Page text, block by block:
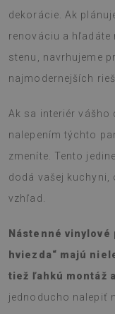
dekorácie. Ak
renováciu a hľadáte
stenu, navrhujeme
najmodernejších
Ak sa interiér vášho
nalepením týchto
zmeníte. Tento
dodá vašej kuchyni,
vzhľad.
Nástenné vinylové
hviezda“ majú
tiež ľahkú montáž
jednoducho nalepiť